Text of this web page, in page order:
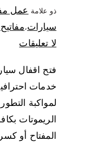
ذو علامة عمل
سيارات،
لا تعليقات
فتح اقفال
خدمات
لمواكبة
الريموتات
المفتاح أو